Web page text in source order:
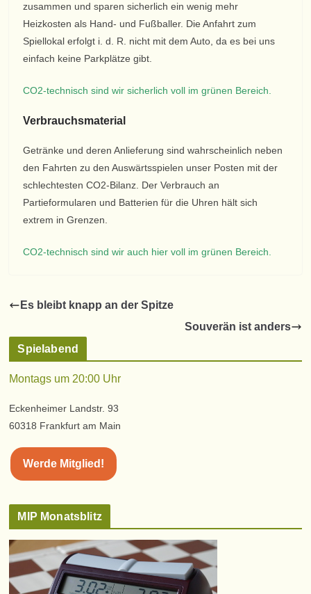
zusammen und sparen sicherlich ein wenig mehr
Heizkosten als Hand- und Fußballer. Die Anfahrt zum
Spiellokal erfolgt i. d. R. nicht mit dem Auto, da es bei uns
einfach keine Parkplätze gibt.
CO2-technisch sind wir sicherlich voll im grünen Bereich.
Verbrauchsmaterial
Getränke und deren Anlieferung sind wahrscheinlich neben
den Fahrten zu den Auswärtsspielen unser Posten mit der
schlechtesten CO2-Bilanz. Der Verbrauch an
Partieformularen und Batterien für die Uhren hält sich
extrem in Grenzen.
CO2-technisch sind wir auch hier voll im grünen Bereich.
Es bleibt knapp an der Spitze
Souverän ist anders
Spielabend
Montags um 20:00 Uhr
Eckenheimer Landstr. 93
60318 Frankfurt am Main
Werde Mitglied!
MIP Monatsblitz